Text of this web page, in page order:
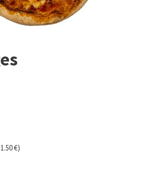
1.50€)